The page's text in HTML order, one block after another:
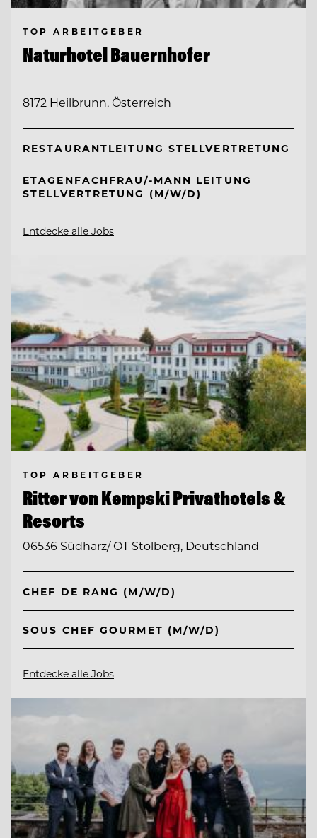
TOP ARBEITGEBER
Naturhotel Bauernhofer
8172 Heilbrunn, Österreich
RESTAURANTLEITUNG STELLVERTRETUNG
ETAGENFACHFRAU/-MANN LEITUNG
STELLVERTRETUNG (M/W/D)
Entdecke alle Jobs
TOP ARBEITGEBER
Ritter von Kempski Privathotels &
Resorts
06536 Südharz/ OT Stolberg, Deutschland
CHEF DE RANG (M/W/D)
SOUS CHEF GOURMET (M/W/D)
Entdecke alle Jobs